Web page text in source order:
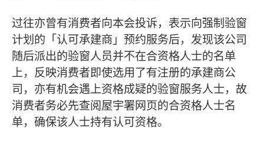
过往亦曾有消费者向本会投诉，表示向强制验窗
计划的「认可承建商」预约服务后，发现该公司
随后派出的验窗人员并不在合资格人士的名单
上，反映消费者即使选用了有注册的承建商公
司，亦有机会遇上资格成疑的验窗服务人士，故
消费者务必先查阅屋宇署网页的合资格人士名
单，确保该人士持有认可资格。